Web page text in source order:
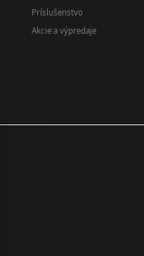
Príslušenstvo
Akcie a výpredaje